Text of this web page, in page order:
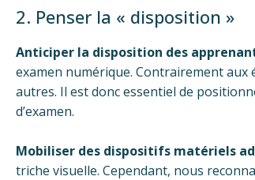
2. Penser la « disposition »
Anticiper la disposition des
examen numérique. Contrairement aux
autres. Il est donc essentiel de
d’examen.
Mobiliser des dispositifs matériels
triche visuelle. Cependant, nous